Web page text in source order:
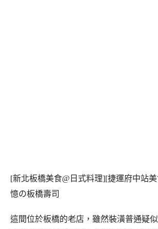
[新北板橋美食@日式料理][捷運府中站
憶の板橋壽司
這間位於板橋的老店，雖然裝潢普通疑